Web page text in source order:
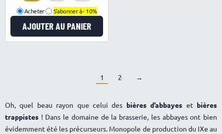
Acheter S'abonner à -10%
AJOUTER AU PANIER
1 2 →
Oh, quel beau rayon que celui des bières d’abbayes et bières
trappistes ! Dans le domaine de la brasserie, les abbayes ont bien
évidemment été les précurseurs. Monopole de production du IXe au